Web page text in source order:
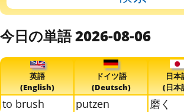
今日の単語 2026-08-06
英語
(English)
ドイツ語
(Deutsch)
日本
(日本
to brush putzen 磨く